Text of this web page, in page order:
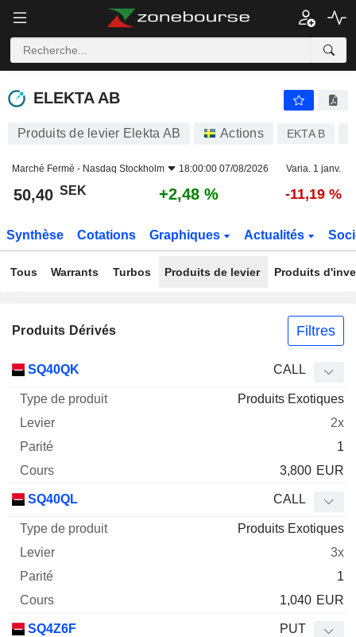
ELEKTA AB
ELEKTA AB
Produits de levier Elekta AB Actions EKTA B
Marché Fermé - Nasdaq Stockholm 18:00:00 07/08/2026 Varia. 1 janv.
50,40 SEK +2,48 % -11,19 %
Synthèse Cotations Graphiques Actualités
Tous Warrants Turbos Produits de levier Produits
Produits Dérivés Filtres
Mnemo Type produit
Cours
SQ40QK CALL
Produits Exotiques
2x
1
3,800 EUR
SQ40QL CALL
Produits Exotiques
3x
1
1,040 EUR
SQ4Z6F PUT